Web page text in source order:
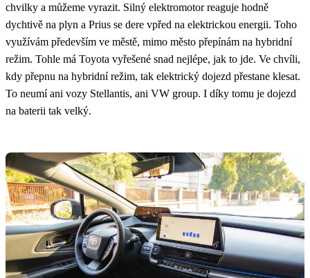
chvilky a můžeme vyrazit. Silný elektromotor reaguje hodně
dychtivě na plyn a Prius se dere vpřed na elektrickou energii. Toho
využívám především ve městě, mimo město přepínám na hybridní
režim. Tohle má Toyota vyřešené snad nejlépe, jak to jde. Ve chvíli,
kdy přepnu na hybridní režim, tak elektrický dojezd přestane klesat.
To neumí ani vozy Stellantis, ani VW group. I díky tomu je dojezd
na baterii tak velký.